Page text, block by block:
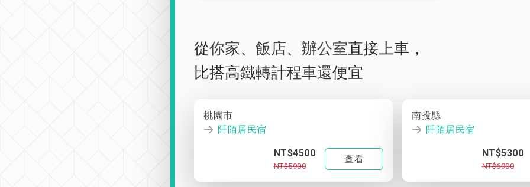
從你家、 飯店、 辦公室直接上車，
比搭高鐵轉計程車還便宜
桃園市
阡陌居民宿
NT$4500
NT$5900
查看
南投縣
阡陌居民宿
NT$5300
NT$6900